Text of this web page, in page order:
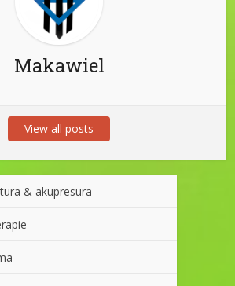
Makawiel
View all posts
& akupresura